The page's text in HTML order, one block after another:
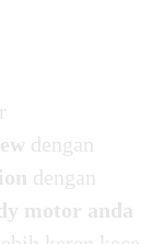
dengan
dengan
motor anda